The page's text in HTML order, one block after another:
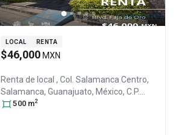
LOCAL RENTA
$46,000 MXN
Renta de local, Col. Salamanca Centro,
Salamanca, Guanajuato, México, C.P.
36700, ID:
500 m2